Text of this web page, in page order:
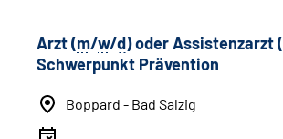
Arzt (m/w/d) oder Assistenzarzt (
Schwerpunkt Prävention
Boppard - Bad Salzig